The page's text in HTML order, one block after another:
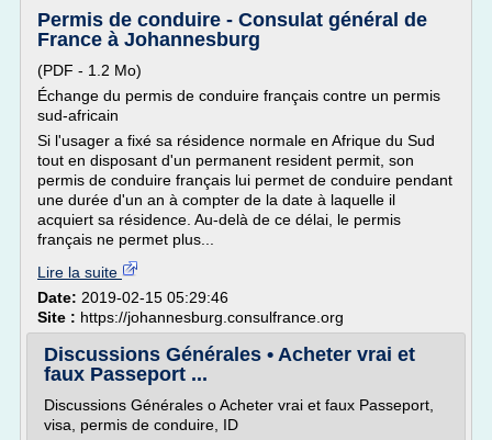
Permis de conduire - Consulat général de
France à Johannesburg
(PDF - 1.2 Mo)
Échange du permis de conduire français contre un permis
sud-africain
Si l'usager a fixé sa résidence normale en Afrique du Sud
tout en disposant d'un permanent resident permit, son
permis de conduire français lui permet de conduire pendant
une durée d'un an à compter de la date à laquelle il
acquiert sa résidence. Au-delà de ce délai, le permis
français ne permet plus...
Lire la suite
Date: 2019-02-15 05:29:46
Site : https://johannesburg.consulfrance.org
Discussions Générales • Acheter vrai et
faux Passeport ...
Discussions Générales o Acheter vrai et faux Passeport,
visa, permis de conduire, ID